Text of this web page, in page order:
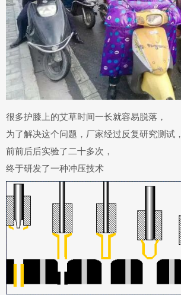
很多护膝上的艾草时间一长就容易脱落，
为了解决这个问题，厂家经过反复研究测试，
前前后后实验了二十多次 ，
终于研发了一种冲压技术